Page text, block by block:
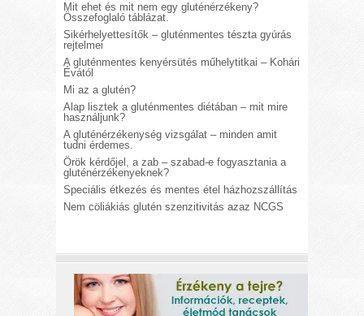
Mit ehet és mit nem egy gluténérzékeny?
Összefoglaló táblázat.
Sikérhelyettesítők – gluténmentes tészta gyúrás
rejtelmei
A gluténmentes kenyérsütés műhelytitkai – Kohári
Évától
Mi az a glutén?
Alap lisztek a gluténmentes diétában – mit mire
használjunk?
A gluténérzékenység vizsgálat – minden amit
tudni érdemes.
Örök kérdőjel, a zab – szabad-e fogyasztania a
gluténérzékenyeknek?
Speciális étkezés és mentes étel házhozszállítás
Nem cöliákiás glutén szenzitivitás azaz NCGS